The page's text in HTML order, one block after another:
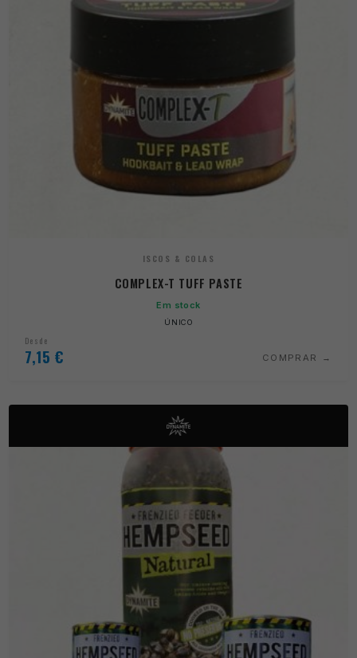
ISCOS & COLAS
COMPLEX-T TUFF PASTE
Em stock
ÚNICO
Desde
7,15 € COMPRAR